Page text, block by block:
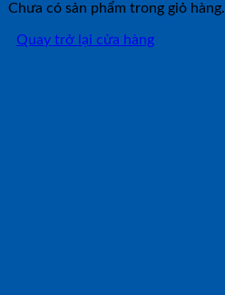
Chưa có sản phẩm trong giỏ hàng.
Quay trở lại cửa hàng